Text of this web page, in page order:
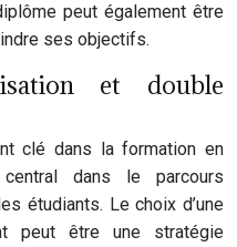
peut également être
ses objectifs.
et double
clé dans la formation en
dans le parcours
étudiants. Le choix d’une
peut être une stratégie